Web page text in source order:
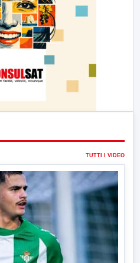
TUTTI I VIDEO